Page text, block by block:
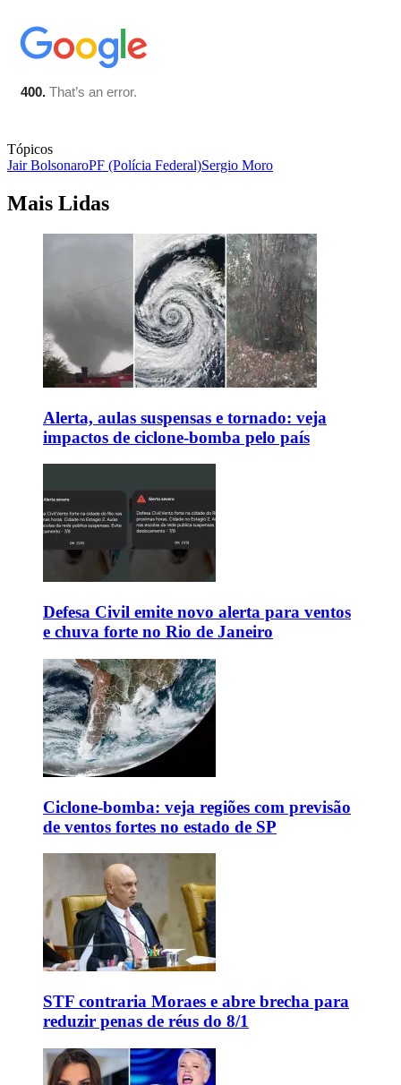
Tópicos
Jair BolsonaroPF (Polícia Federal)Sergio Moro
Mais Lidas
Alerta, aulas suspensas e tornado: veja
impactos de ciclone-bomba pelo país
Defesa Civil emite novo alerta para ventos
e chuva forte no Rio de Janeiro
Ciclone-bomba: veja regiões com previsão
de ventos fortes no estado de SP
STF contraria Moraes e abre brecha para
reduzir penas de réus do 8/1